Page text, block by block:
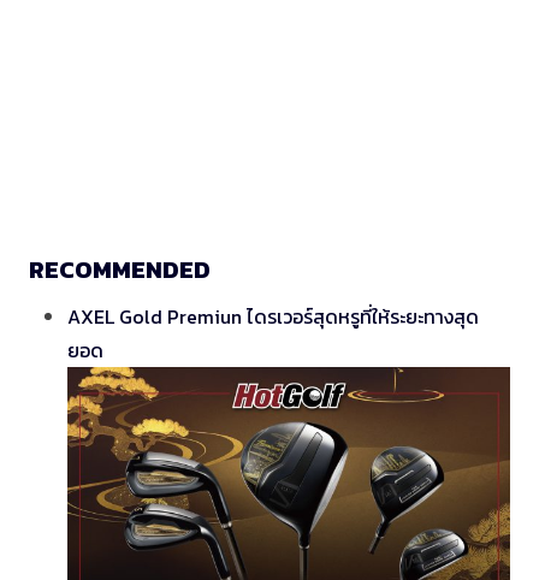
RECOMMENDED
AXEL Gold Premiun ไดรเวอร์สุดหรูที่ให้ระยะทางสุด
ยอด